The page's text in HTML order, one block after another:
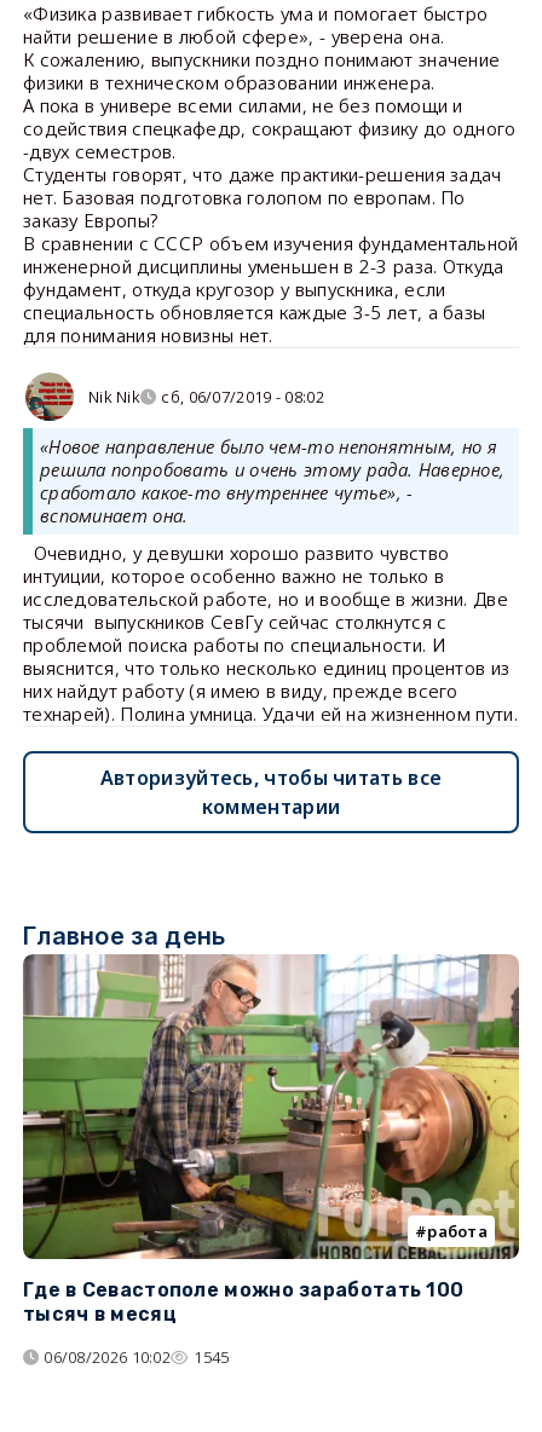
«Физика развивает гибкость ума и помогает быстро
найти решение в любой сфере», - уверена она.
К сожалению, выпускники поздно понимают значение
физики в техническом образовании инженера.
А пока в универе всеми силами, не без помощи и
содействия спецкафедр, сокращают физику до одного
-двух семестров.
Студенты говорят, что даже практики-решения задач
нет. Базовая подготовка голопом по европам. По
заказу Европы?
В сравнении с СССР объем изучения фундаментальной
инженерной дисциплины уменьшен в 2-3 раза. Откуда
фундамент, откуда кругозор у выпускника, если
специальность обновляется каждые 3-5 лет, а базы
для понимания новизны нет.
Nik Nik сб, 06/07/2019 - 08:02
«Новое направление было чем-то непонятным, но я
решила попробовать и очень этому рада. Наверное,
сработало какое-то внутреннее чутье», -
вспоминает она.
Очевидно, у девушки хорошо развито чувство
интуиции, которое особенно важно не только в
исследовательской работе, но и вообще в жизни. Две
тысячи выпускников СевГу сейчас столкнутся с
проблемой поиска работы по специальности. И
выяснится, что только несколько единиц процентов из
них найдут работу (я имею в виду, прежде всего
технарей). Полина умница. Удачи ей на жизненном пути.
Авторизуйтесь, чтобы читать все
комментарии
Главное за день
работа
Где в Севастополе можно заработать 100
тысяч в месяц
06/08/2026 10:02 1545